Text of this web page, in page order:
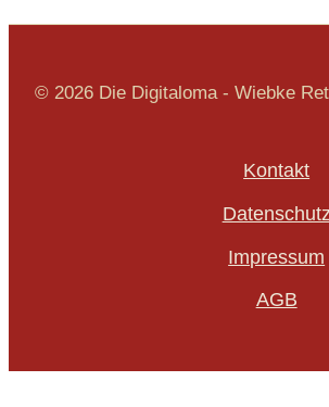
© 2026 Die Digitaloma - Wiebke
Kontakt
Datenschutz
Impressum
AGB